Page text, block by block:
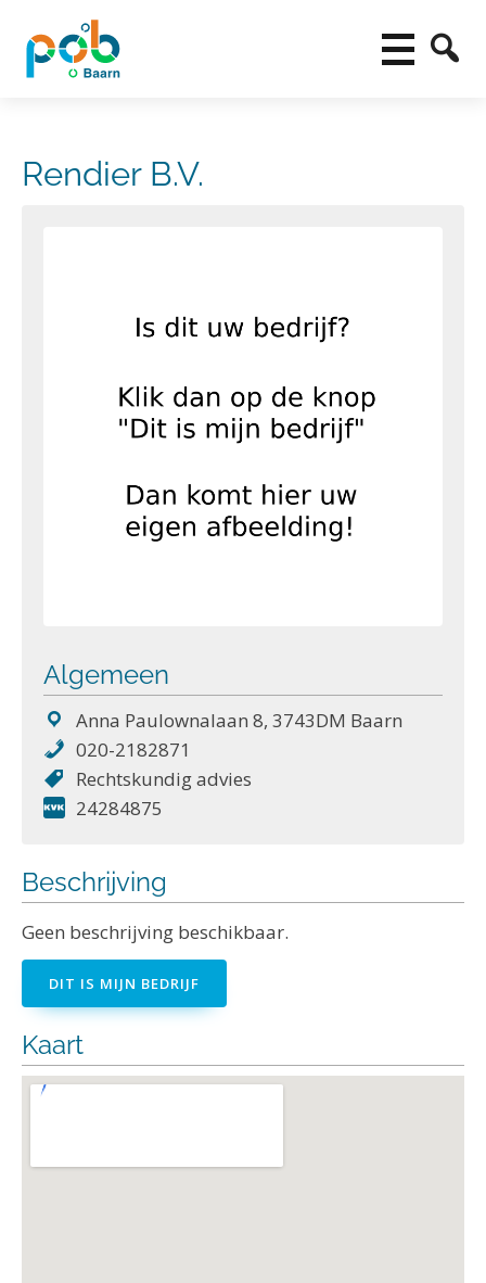
Rendier B.V.
Algemeen
Anna Paulownalaan 8, 3743DM Baarn
020-2182871
Rechtskundig advies
24284875
Beschrijving
Geen beschrijving beschikbaar.
DIT IS MIJN BEDRIJF
Kaart